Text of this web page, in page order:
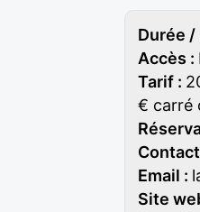
Durée /
Accès :
Tarif :
€ carré
Email :
Site